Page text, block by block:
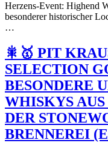
Herzens-Event: Highend
besonderer historischer
…
🎇🥇 PIT
SELECTION
BESONDERE
WHISKYS
DER
BRENNEREI